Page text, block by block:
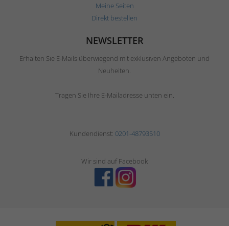
Meine Seiten
Direkt bestellen
NEWSLETTER
Erhalten Sie E-Mails überwiegend mit exklusiven Angeboten und
Neuheiten.
Tragen Sie Ihre E-Mailadresse unten ein.
Kundendienst: 0201-48793510
Wir sind auf Facebook